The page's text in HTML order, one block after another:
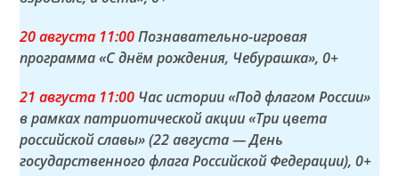
20 августа 11:00Познавательно-игровая
программа «С днём рождения, Чебурашка», 0+
21 августа 11:00 Час истории «Под флагом России»
в рамках патриотической акции «Три цвета
российской славы» (22 августа — День
государственного флага Российской Федерации), 0+